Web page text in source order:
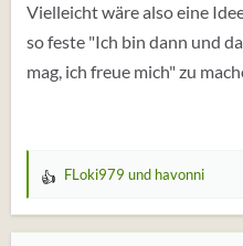
Vielleicht wäre also eine
so feste "Ich bin dann und
mag, ich freue mich" zu
W
r
FLoki979 und havonni